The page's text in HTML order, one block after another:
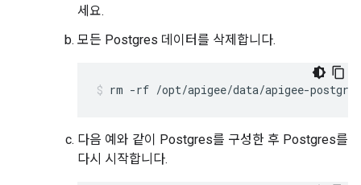
세요.
모든 Postgres 데이터를 삭제합니다.
rm -rf /opt/apigee/data/apigee-
다음 예와 같이 Postgres를 구성한 후 Postgres를
다시 시작합니다.